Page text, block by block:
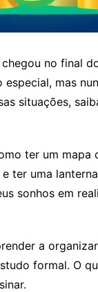
no final
mas
situações,
ter um
ter uma
sonhos em
a
formal. O